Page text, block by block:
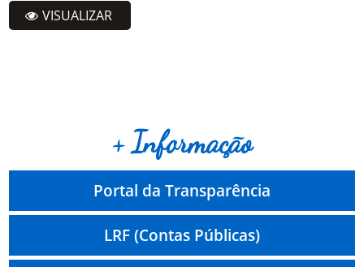
VISUALIZAR
+ Informação
Portal da Transparência
LRF (Contas Públicas)